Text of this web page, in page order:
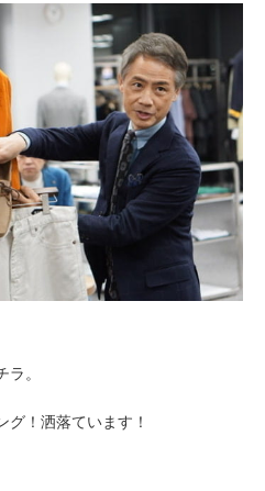
。
グ！洒落ています！